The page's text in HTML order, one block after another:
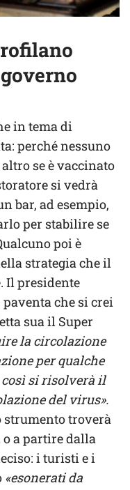
in tema di
perché nessuno
se è vaccinato
si vedrà
bar, ad esempio,
per stabilire se
poi è
strategia che il
Il presidente
che si crei
sua il Super
la circolazione
per qualche
così si risolverà il
del virus».
strumento troverà
a partire dalla
i turisti e i
«esonerati da